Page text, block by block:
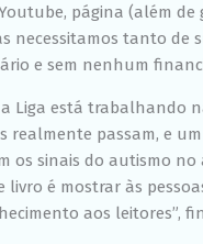
página (além
necessitamos tanto
e sem nenhum
Liga está trabalhando
realmente passam, e
os sinais do autismo
livro é mostrar às
aos leitores”,